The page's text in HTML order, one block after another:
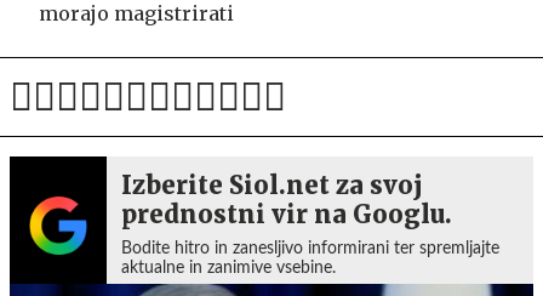
morajo magistrirati
Izberite Siol.net za svoj
prednostni vir na Googlu.
Bodite hitro in zanesljivo informirani ter spremljajte
aktualne in zanimive vsebine.